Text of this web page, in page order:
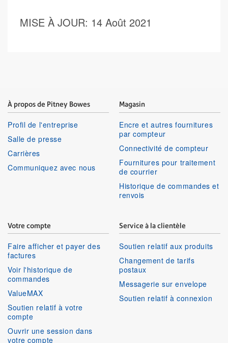
MISE À JOUR: 14 Août 2021
À propos de Pitney Bowes
Profil de l'entreprise
Salle de presse
Carrières
Communiquez avec nous
Magasin
Encre et autres fournitures
par compteur
Connectivité de compteur
Fournitures pour traitement
de courrier
Historique de commandes et
renvois
Votre compte
Faire afficher et payer des
factures
Voir l'historique de
commandes
ValueMAX
Soutien relatif à votre
compte
Ouvrir une session dans
votre compte
Service à la clientèle
Soutien relatif aux produits
Changement de tarifs
postaux
Messagerie sur envelope
Soutien relatif à connexion